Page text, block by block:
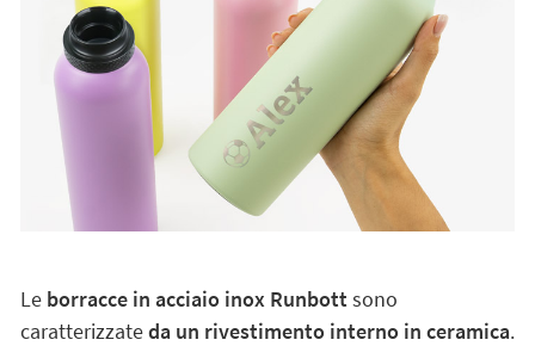
Leborracce in acciaio inox Runbottsono
caratterizzateda un rivestimento interno in ceramica.